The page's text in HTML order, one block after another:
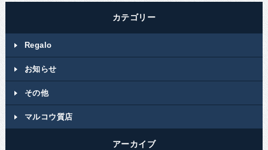
カテゴリー
Regalo
お知らせ
その他
マルコウ質店
アーカイブ